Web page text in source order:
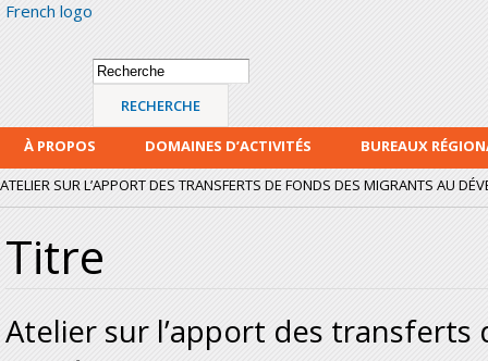
French logo
Formulaire de
recherche
Recherche
À PROPOS DOMAINES D’ACTIVITÉS
BUREAUX
ATELIER SUR L’APPORT DES TRANSFERTS DE FONDS DES MIGRANTS AU
Titre
Atelier sur l’apport des transferts